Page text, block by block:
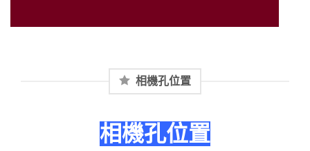
相機孔位置
相機孔位置